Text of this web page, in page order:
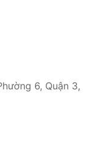
6, Quận 3,